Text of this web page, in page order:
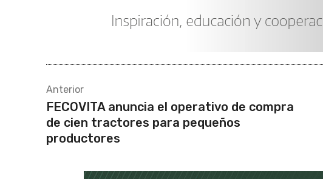
Anterior
FECOVITA anuncia el operativo de compra
de cien tractores para pequeños
productores